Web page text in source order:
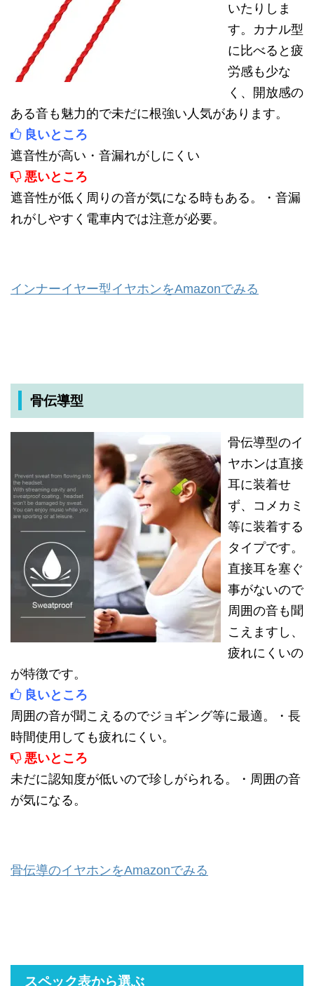
いたりしま
す。カナル型
に比べると疲
労感も少な
く、開放感の
ある音も魅力的で未だに根強い人気があります。
良いところ
遮音性が高い・音漏れがしにくい
悪いところ
遮音性が低く周りの音が気になる時もある。・音漏
れがしやすく電車内では注意が必要。
インナーイヤー型イヤホンをAmazonでみる
骨伝導型
骨伝導型のイ
ヤホンは直接
耳に装着せ
ず、コメカミ
等に装着する
タイプです。
直接耳を塞ぐ
事がないので
周囲の音も聞
こえますし、
疲れにくいの
が特徴です。
良いところ
周囲の音が聞こえるのでジョギング等に最適。・長
時間使用しても疲れにくい。
悪いところ
未だに認知度が低いので珍しがられる。・周囲の音
が気になる。
骨伝導のイヤホンをAmazonでみる
スペック表から選ぶ